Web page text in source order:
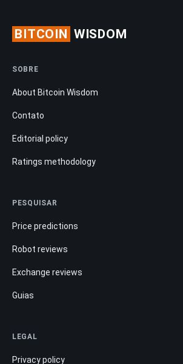
BITCOIN WISDOM
SOBRE
About Bitcoin Wisdom
Contato
Editorial policy
Ratings methodology
PESQUISAR
Price predictions
Robot reviews
Exchange reviews
Guias
LEGAL
Privacy policy